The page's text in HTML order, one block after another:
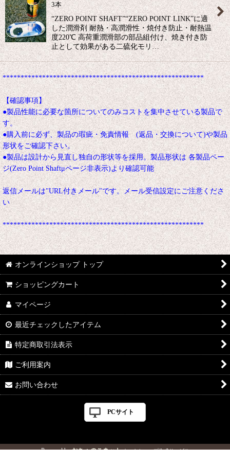
3本
“ZERO POINT SHAFT”“ZERO POINT LINK”に適
した潤滑剤 耐熱・高潤滑性・焼付き防止・耐熱温
度220℃ 高荷重潤滑部の部品組付け、焼き付き防
止として効果がある二硫化モリ…
********************************************************
【確認事項】
●製品性能に必要な箇所についてのみコストを集中させている製品で
す。
●購入前に必ず、製品の瑕疵・免責情報 (返品・交換について)や製品
形状をご確認下さい。
●製品は設計から見直し独自の形状等を採用。製品形状は 各製品ペー
ジ(Zero Point Shaftμページ非表示)より確認可能
返信メールは"URL付きメール"です。メール受信設定にご注意くださ
い
********************************************************
オンラインショップ トップ
ショッピングカート
マイページ
最近チェックしたアイテム
特定商取引法表示
ご利用案内
お問い合わせ
PCサイト